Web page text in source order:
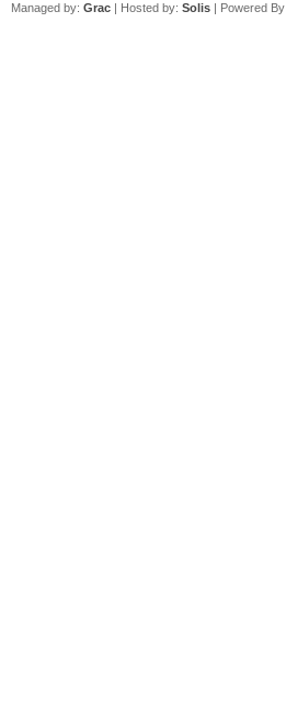
Managed by: Grac | Hosted by: Solis | Powered By